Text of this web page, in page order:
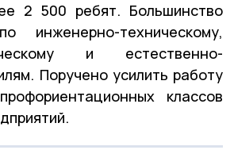
2 500 ребят. Большинство
техническому,
и естественно-
Поручено усилить работу
классов